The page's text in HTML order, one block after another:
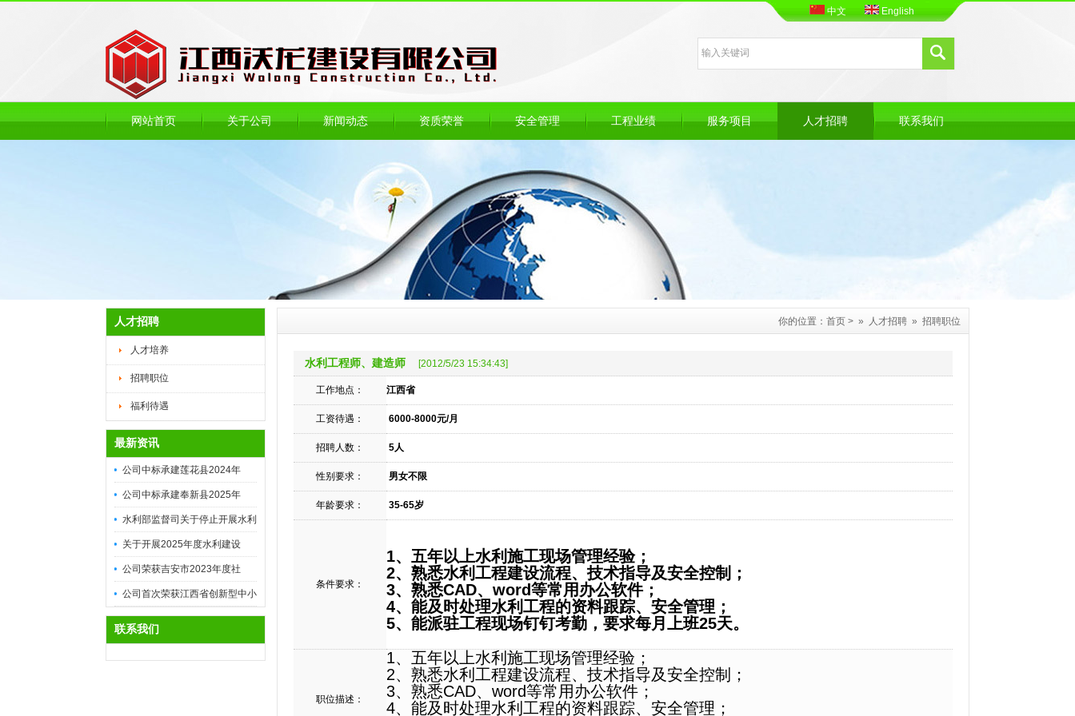
中文 English
网站首页 关于公司 新闻动态 资质荣誉 安全管理 工程业绩 服务项目 人才招聘 联系我们
1
人才招聘
人才培养
招聘职位
福利待遇
最新资讯
公司中标承建莲花县2024年
高...
公司中标承建奉新县2025年
高...
水利部监督司关于停止开展水利
安...
关于开展2025年度水利建设
市...
公司荣获吉安市2023年度社
会...
公司首次荣获江西省创新型中小
企...
联系我们
你的位置： 首页 > » 人才招聘 » 招聘职位
水利工程师、建造师 [2012/5/23 15:34:43]
工作地点： 江西省
工资待遇： 6000-8000元/月
招聘人数： 5人
性别要求： 男女不限
年龄要求： 35-65岁
条件要求：
1、五年以上水利施工现场管理经验；
2、熟悉水利工程建设流程、技术指导及安全控制；
3、熟悉CAD、word等常用办公软件；
4、能及时处理水利工程的资料跟踪、安全管理；
5、能派驻工程现场钉钉考勤，要求每月上班25天。
职位描述：
1、五年以上水利施工现场管理经验；
2、熟悉水利工程建设流程、技术指导及安全控制；
3、熟悉CAD、word等常用办公软件；
4、能及时处理水利工程的资料跟踪、安全管理；